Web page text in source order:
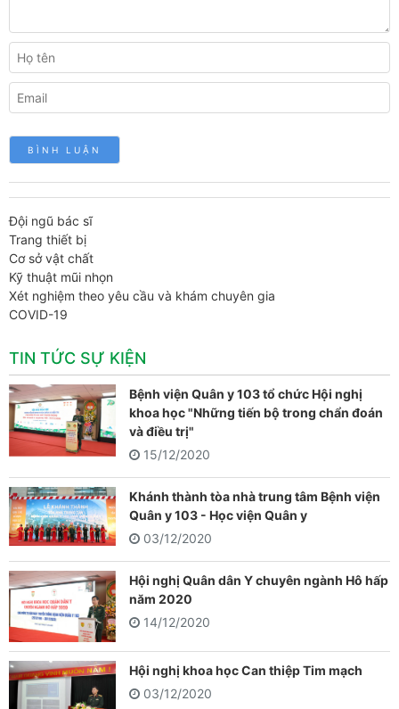
Đội ngũ bác sĩ
Trang thiết bị
Cơ sở vật chất
Kỹ thuật mũi nhọn
Xét nghiệm theo yêu cầu và khám chuyên gia
COVID-19
TIN TỨC SỰ KIỆN
Bệnh viện Quân y 103 tổ chức Hội nghị
khoa học "Những tiến bộ trong chẩn đoán
và điều trị"
15/12/2020
Khánh thành tòa nhà trung tâm Bệnh viện
Quân y 103 - Học viện Quân y
03/12/2020
Hội nghị Quân dân Y chuyên ngành Hô hấp
năm 2020
14/12/2020
Hội nghị khoa học Can thiệp Tim mạch
03/12/2020